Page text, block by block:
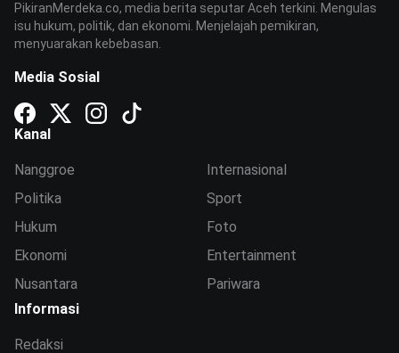
PikiranMerdeka.co, media berita seputar Aceh terkini. Mengulas
isu hukum, politik, dan ekonomi. Menjelajah pemikiran,
menyuarakan kebebasan.
Media Sosial
Kanal
Nanggroe
Politika
Hukum
Ekonomi
Nusantara
Internasional
Sport
Foto
Entertainment
Pariwara
Informasi
Redaksi